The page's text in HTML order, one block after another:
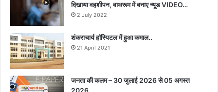
दिखाया वहशीपन, बाथरूम में बनाए न्यूड VIDEO…
2 July 2022
शंकराचार्य हॉस्पिटल में हुआ कमाल..
21 April 2021
जनता की कलम – 30 जुलाई 2026 से 05 अगस्त
2026